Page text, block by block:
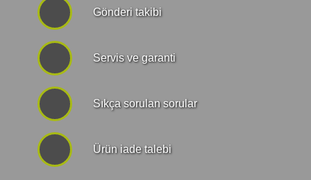
Gönderi takibi
Servis ve garanti
Sıkça sorulan sorular
Ürün iade talebi